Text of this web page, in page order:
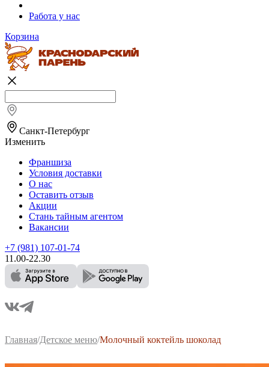
Работа у нас
Корзина
Санкт-Петербург
Изменить
Франшиза
Условия доставки
О нас
Оставить отзыв
Акции
Стань тайным агентом
Вакансии
+7 (981) 107-01-74
11.00-22.30
Главная/Детское меню/Молочный коктейль шоколад